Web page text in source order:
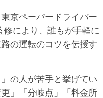
京ペーパードライバー
により、誰もが手軽に
の運転のコツを伝授す
の人が苦手と挙げてい
」「分岐点」「料金所